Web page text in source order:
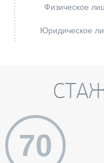
Физическое
Юридическое
70